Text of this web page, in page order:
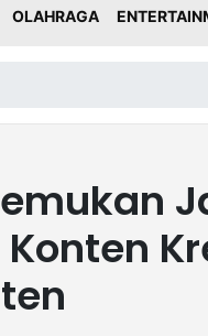
OLAHRAGA